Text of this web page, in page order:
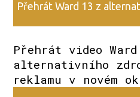
Přehrát Ward 13 z
Přehrát video
alternativního
reklamu v novém